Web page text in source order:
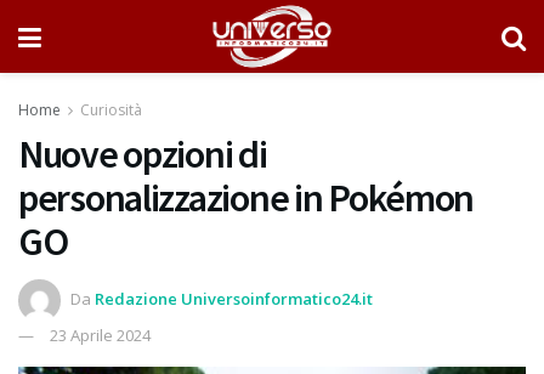
Home Curiosità
Nuove opzioni di
personalizzazione in Pokémon
GO
Da Redazione Universoinformatico24.it
23 Aprile 2024